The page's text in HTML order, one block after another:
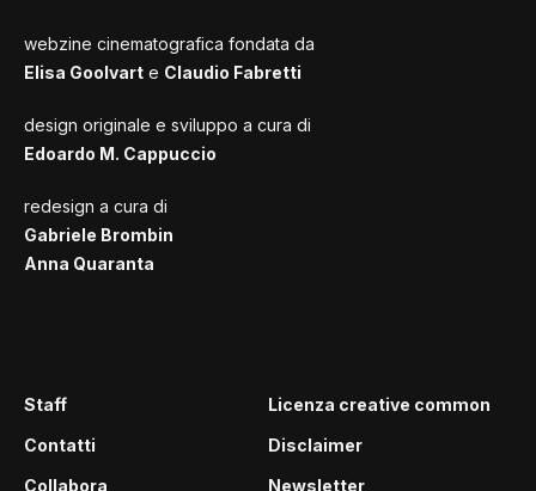
webzine cinematografica fondata da
Elisa Goolvart e Claudio Fabretti
design originale e sviluppo a cura di
Edoardo M. Cappuccio
redesign a cura di
Gabriele Brombin
Anna Quaranta
Staff
Contatti
Collabora
Licenza creative common
Disclaimer
Newsletter